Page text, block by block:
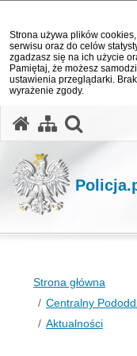
Strona używa plików
serwisu oraz do celów
zgadzasz się na ich użycie
Pamiętaj, że możesz
ustawienia przeglądarki.
wyrażenie zgody.
Strona główna
Centralny
Aktualności